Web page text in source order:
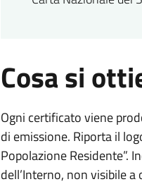
Cosa si
Ogni certificato viene
di emissione. Riporta il
Popolazione Residente”.
dell’Interno, non visibile